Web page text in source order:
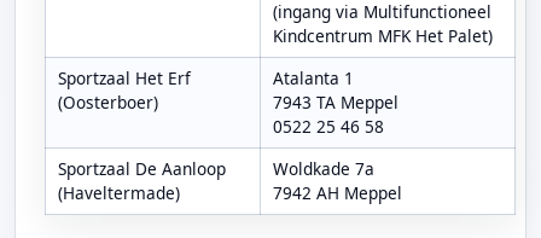
(ingang via Multifunctioneel
Kindcentrum MFK Het Palet)
Sportzaal Het Erf
(Oosterboer)
Atalanta 1
7943 TA Meppel
0522 25 46 58
Sportzaal De Aanloop
(Haveltermade)
Woldkade 7a
7942 AH Meppel